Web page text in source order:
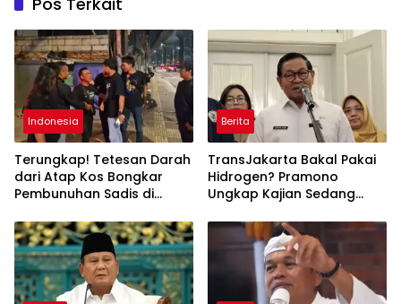
Indonesia
Terungkap! Tetesan Darah
dari Atap Kos Bongkar
Pembunuhan Sadis di
Berita
TransJakarta Bakal Pakai
Hidrogen? Pramono
Ungkap Kajian Sedang